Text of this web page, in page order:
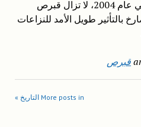
استفتاء خطة عنان الفاشل في عام 2004، لا تزال قبرص
بالتأثير طويل الأمد للنزاعات
قبرص
More posts in التاريخ »